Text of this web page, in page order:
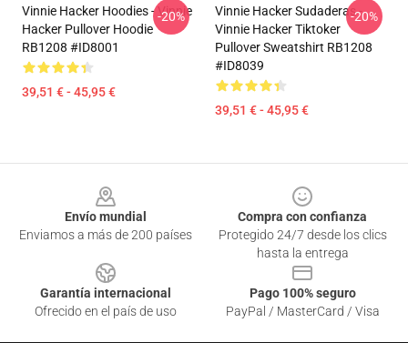
Vinnie Hacker Hoodies - Vinnie
Hacker Pullover Hoodie
RB1208 #ID8001
39,51 € - 45,95 €
-20%
Vinnie Hacker Sudaderas -
Vinnie Hacker Tiktoker
Pullover Sweatshirt RB1208
#ID8039
39,51 € - 45,95 €
-20%
Envío mundial
Enviamos a más de 200 países
Compra con confianza
Protegido 24/7 desde los clics
hasta la entrega
Garantía internacional
Ofrecido en el país de uso
Pago 100% seguro
PayPal / MasterCard / Visa